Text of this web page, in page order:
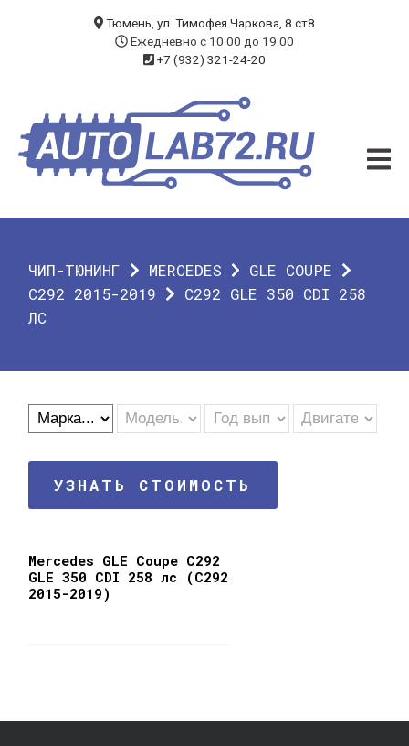
ЧИП-ТЮНИНГ
ДИАГНОСТИКА
О КОМПАНИИ
Тюмень, ул. Тимофея Чаркова, 8 ст8
Ежедневно с 10:00 до 19:00
+7 (932) 321-24-20
ЧИП-ТЮНИНГ MERCEDES
GLE COUPE
C292 2015-2019
C292 GLE 350 CDI 258
ЛС
УЗНАТЬ СТОИМОСТЬ
Mercedes GLE Coupe C292
GLE 350 CDI 258 лс (C292
2015-2019)